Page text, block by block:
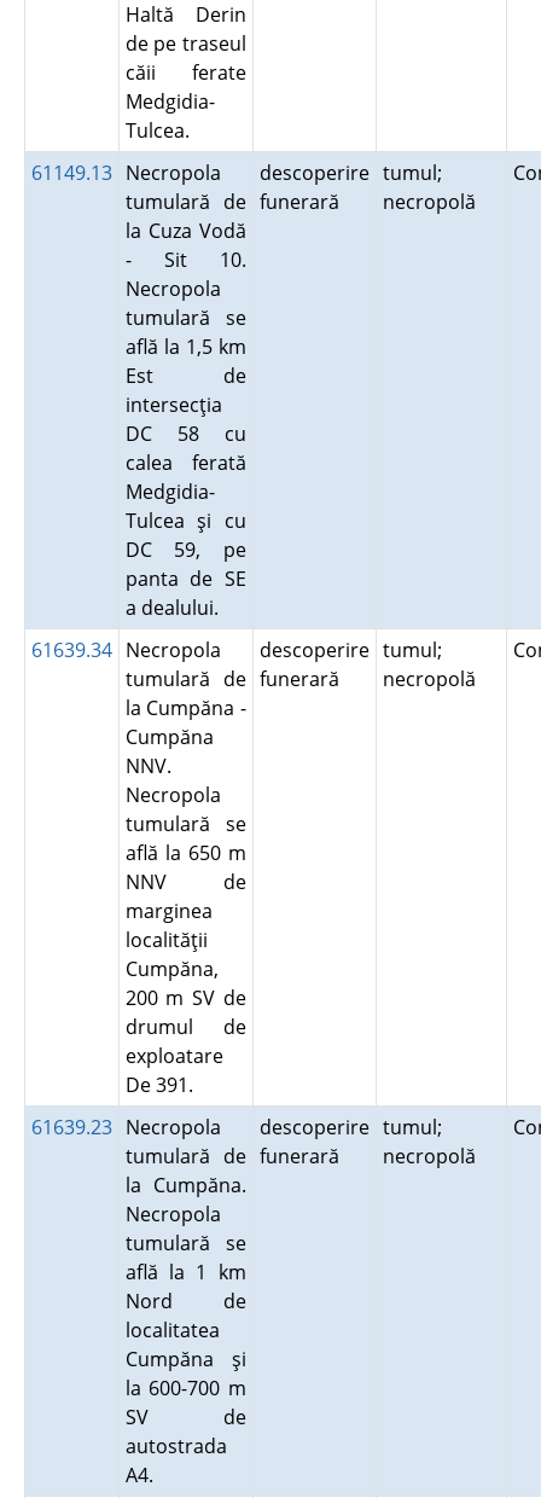
Haltă Derin
de pe traseul
căii ferate
Medgidia-
Tulcea.
61149.13 Necropola
tumulară de
la Cuza Vodă
- Sit 10.
Necropola
tumulară se
află la 1,5 km
Est de
intersecţia
DC 58 cu
calea ferată
Medgidia-
Tulcea şi cu
DC 59, pe
panta de SE
a dealului.
descoperire
funerară
tumul;
necropolă
61639.34 Necropola
tumulară de
la Cumpăna -
Cumpăna
NNV.
Necropola
tumulară se
află la 650 m
NNV de
marginea
localităţii
Cumpăna,
200 m SV de
drumul de
exploatare
De 391.
descoperire
funerară
tumul;
necropolă
61639.23 Necropola
tumulară de
la Cumpăna.
Necropola
tumulară se
află la 1 km
Nord de
localitatea
Cumpăna şi
la 600-700 m
SV de
autostrada
A4.
descoperire
funerară
tumul;
necropolă